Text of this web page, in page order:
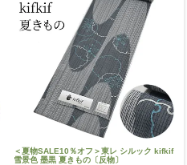
＜夏物SALE10％オフ＞東レ シルック kifkif
雪景色 墨黒 夏きもの〔反物〕